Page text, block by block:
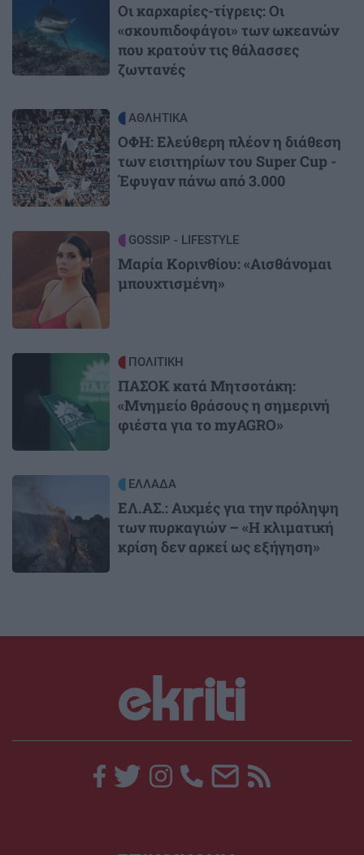
Οι καρχαρίες-τίγρεις: Οι
«σκουπιδοφάγοι» των ωκεανών
που κρατούν τις θάλασσες
ζωντανές
Image ΑΘΛΗΤΙΚΑ
ΟΦΗ: Ελεύθερη πλέον η διάθεση
των εισιτηρίων του Super Cup -
Έφυγαν πάνω από 3.000
GOSSIP - LIFESTYLE
Μαρία Κορινθίου: «Αισθάνομαι
μπουχτισμένη»
ΠΟΛΙΤΙΚΗ
ΠΑΣΟΚ κατά Μητσοτάκη:
«Μνημείο θράσους η σημερινή
φιέστα για το myAGRO»
ΕΛΛΑΔΑ
ΕΛ.ΑΣ.: Αιχμές για την πρόληψη
των πυρκαγιών – «Η κλιματική
κρίση δεν αρκεί ως εξήγηση»